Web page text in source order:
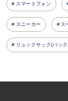
スマートフォン
スニーカー ス
リュックサック(バッ